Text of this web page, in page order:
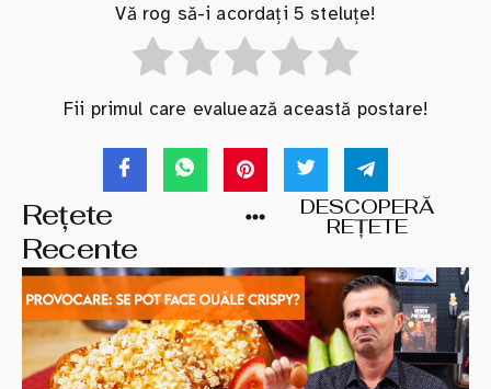
Vă rog să-i acordați 5 steluțe!
Fii primul care evaluează această postare!
Rețete
Recente
DESCOPERĂ
REȚETE